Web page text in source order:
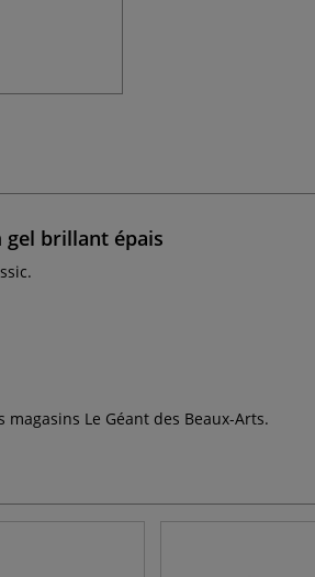
brillant épais
Le Géant des Beaux-Arts.